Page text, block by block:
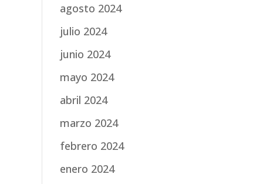
agosto 2024
julio 2024
junio 2024
mayo 2024
abril 2024
marzo 2024
febrero 2024
enero 2024